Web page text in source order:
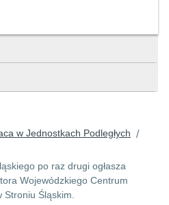
w Jednostkach Podległych /
po raz drugi ogłasza
Wojewódzkiego Centrum
Stroniu Śląskim.